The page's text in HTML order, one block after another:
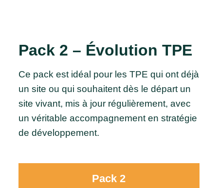
Pack 2 – Évolution TPE
Ce pack est idéal pour les TPE qui ont déjà
un site ou qui souhaitent dès le départ un
site vivant, mis à jour régulièrement, avec
un véritable accompagnement en stratégie
de développement.
Pack 2